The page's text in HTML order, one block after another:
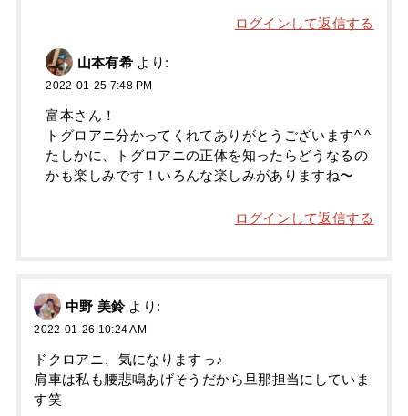
ログインして返信する
山本有希 より:
2022-01-25 7:48 PM
富本さん！
トグロアニ分かってくれてありがとうございます^ ^
たしかに、トグロアニの正体を知ったらどうなるの
かも楽しみです！いろんな楽しみがありますね〜
ログインして返信する
中野 美鈴 より:
2022-01-26 10:24 AM
ドクロアニ、気になりますっ♪
肩車は私も腰悲鳴あげそうだから旦那担当にしていま
す笑